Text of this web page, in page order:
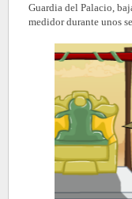
Guardia del Palacio,
medidor durante unos